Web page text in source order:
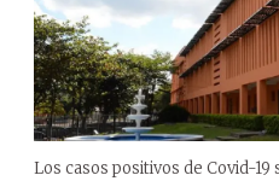
Los casos positivos de Covid-